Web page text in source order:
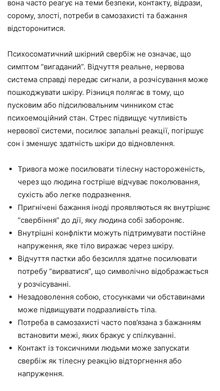
вона часто реагує на теми безпеки, контакту, відрази,
сорому, злості, потреби в самозахисті та бажання
відсторонитися.
Психосоматичний шкірний свербіж не означає, що
симптом “вигаданий”. Відчуття реальне, нервова
система справді передає сигнали, а розчісування може
пошкоджувати шкіру. Різниця полягає в тому, що
пусковим або підсилювальним чинником стає
психоемоційний стан. Стрес підвищує чутливість
нервової системи, посилює запальні реакції, погіршує
сон і зменшує здатність шкіри до відновлення.
Тривога може посилювати тілесну настороженість,
через що людина гостріше відчуває поколювання,
сухість або легке подразнення.
Пригнічені бажання іноді проявляються як внутрішнє
“свербіння” до дії, яку людина собі забороняє.
Внутрішні конфлікти можуть підтримувати постійне
напруження, яке тіло виражає через шкіру.
Відчуття пастки або безсилля здатне посилювати
потребу “вирватися”, що символічно відображається
у розчісуванні.
Незадоволення собою, стосунками чи обставинами
може підвищувати подразливість тіла.
Потреба в самозахисті часто пов’язана з бажанням
встановити межі, яких бракує у спілкуванні.
Контакт із токсичними людьми може запускати
свербіж як тілесну реакцію відторгнення або
напруження.